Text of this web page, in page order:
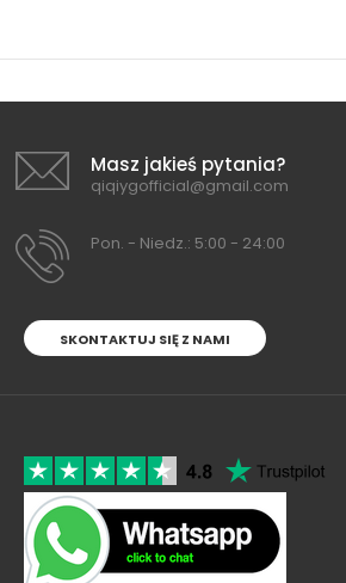
Masz jakieś pytania?
qiqiygofficial@gmail.com
Pon. - Niedz.: 5:00 - 24:00
SKONTAKTUJ SIĘ Z NAMI